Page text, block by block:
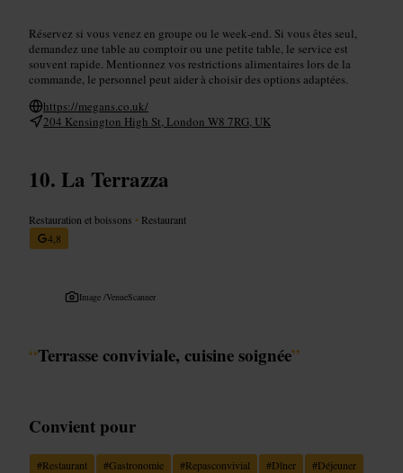
Réservez si vous venez en groupe ou le week‑end. Si vous êtes seul,
demandez une table au comptoir ou une petite table, le service est
souvent rapide. Mentionnez vos restrictions alimentaires lors de la
commande, le personnel peut aider à choisir des options adaptées.
https://megans.co.uk/
204 Kensington High St, London W8 7RG, UK
La Terrazza
Restauration et boissons • Restaurant
4,8
Image /VenueScanner
“Terrasse conviviale, cuisine soignée”
Convient pour
#Restaurant #Gastronomie #Repasconvivial #Dîner #Déjeuner